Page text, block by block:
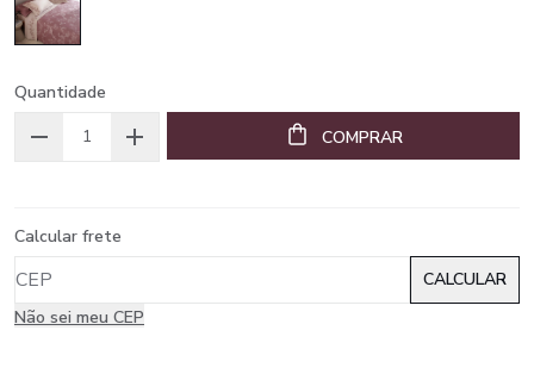
Quantidade
COMPRAR
Calcular frete
Não sei meu CEP